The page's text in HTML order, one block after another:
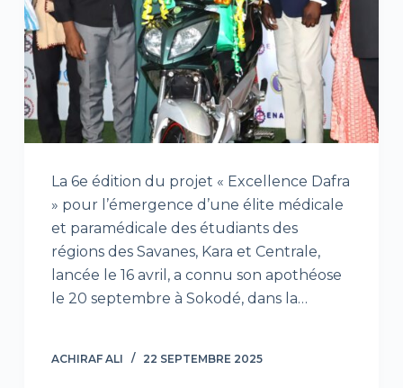
La 6e édition du projet « Excellence Dafra
» pour l’émergence d’une élite médicale
et paramédicale des étudiants des
régions des Savanes, Kara et Centrale,
lancée le 16 avril, a connu son apothéose
le 20 septembre à Sokodé, dans la…
ACHIRAF ALI 22 SEPTEMBRE 2025